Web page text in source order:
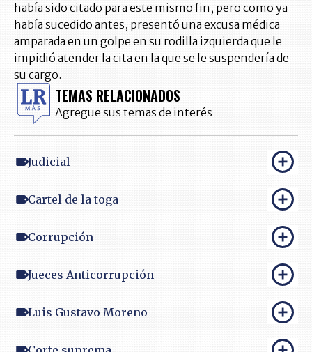
había sido citado para este mismo fin, pero como ya
había sucedido antes, presentó una excusa médica
amparada en un golpe en su rodilla izquierda que le
impidió atender la cita en la que se le suspendería de
su cargo.
TEMAS RELACIONADOS
Agregue sus temas de interés
Judicial
Cartel de la toga
Corrupción
Jueces Anticorrupción
Luis Gustavo Moreno